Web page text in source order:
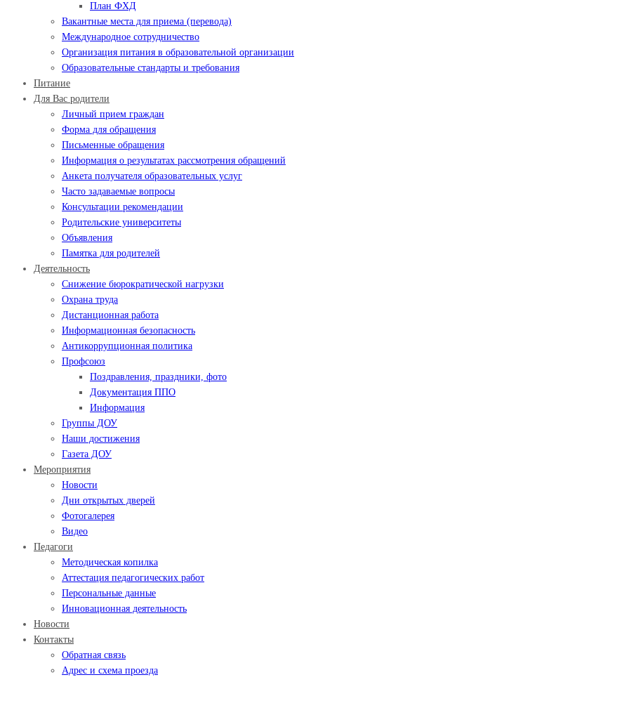
План ФХД
Вакантные места для приема (перевода)
Международное сотрудничество
Организация питания в образовательной организации
Образовательные стандарты и требования
Питание
Для Вас родители
Личный прием граждан
Форма для обращения
Письменные обращения
Информация о результатах рассмотрения обращений
Анкета получателя образовательных услуг
Часто задаваемые вопросы
Консультации рекомендации
Родительские университеты
Объявления
Памятка для родителей
Деятельность
Снижение бюрократической нагрузки
Охрана труда
Дистанционная работа
Информационная безопасность
Антикоррупционная политика
Профсоюз
Поздравления, праздники, фото
Документация ППО
Информация
Группы ДОУ
Наши достижения
Газета ДОУ
Мероприятия
Новости
Дни открытых дверей
Фотогалерея
Видео
Педагоги
Методическая копилка
Аттестация педагогических работ
Персональные данные
Инновационная деятельность
Новости
Контакты
Обратная связь
Адрес и схема проезда